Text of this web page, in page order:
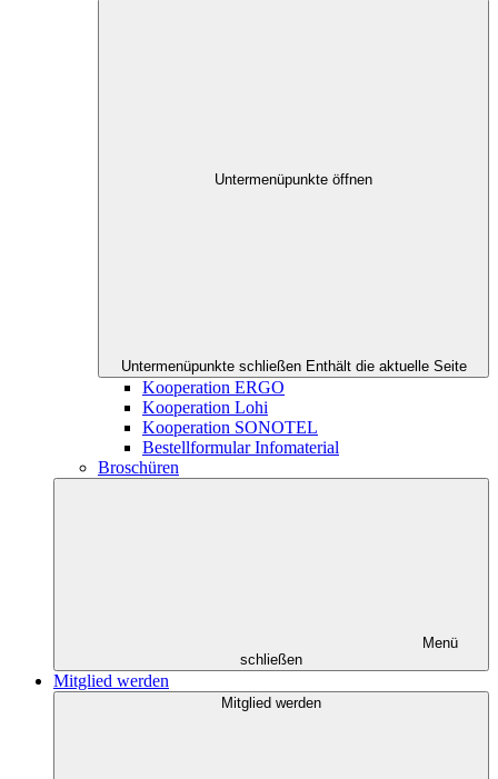
Untermenüpunkte öffnen
Untermenüpunkte schließen Enthält die aktuelle Seite
Kooperation ERGO
Kooperation Lohi
Kooperation SONOTEL
Bestellformular Infomaterial
Broschüren
Menü
schließen
Mitglied werden
Mitglied werden